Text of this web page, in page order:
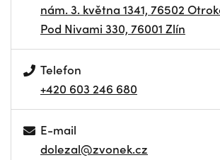
nám. 3. května 1341, 76502
Pod Nivami 330, 76001 Zlín
Telefon
+420 603 246 680
E-mail
dolezal@zvonek.cz